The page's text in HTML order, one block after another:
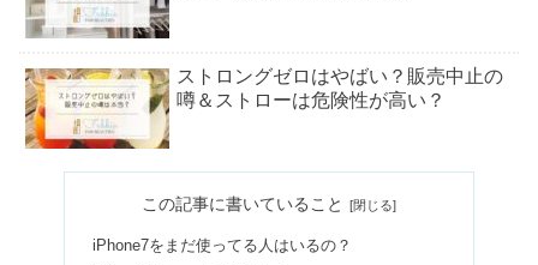
ストロングゼロはやばい？販売中止の
噂＆ストローは危険性が高い？
40代でもOK？偽物見分け方も
この記事に書いていること
iPhone7をまだ使ってる人はいるの？